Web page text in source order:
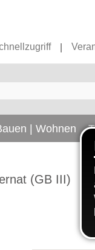
| Wohnen
(GB III)